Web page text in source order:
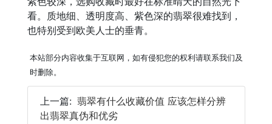
看。质地细、透明度高、紫色深的翡翠很难找到，
也特别受到欧美人士的垂青。
本站部分内容收集于互联网，如有侵犯您的权利请联系我们及
时删除。
上一篇: 翡翠有什么收藏价值 应该怎样分辨
出翡翠真伪和优劣